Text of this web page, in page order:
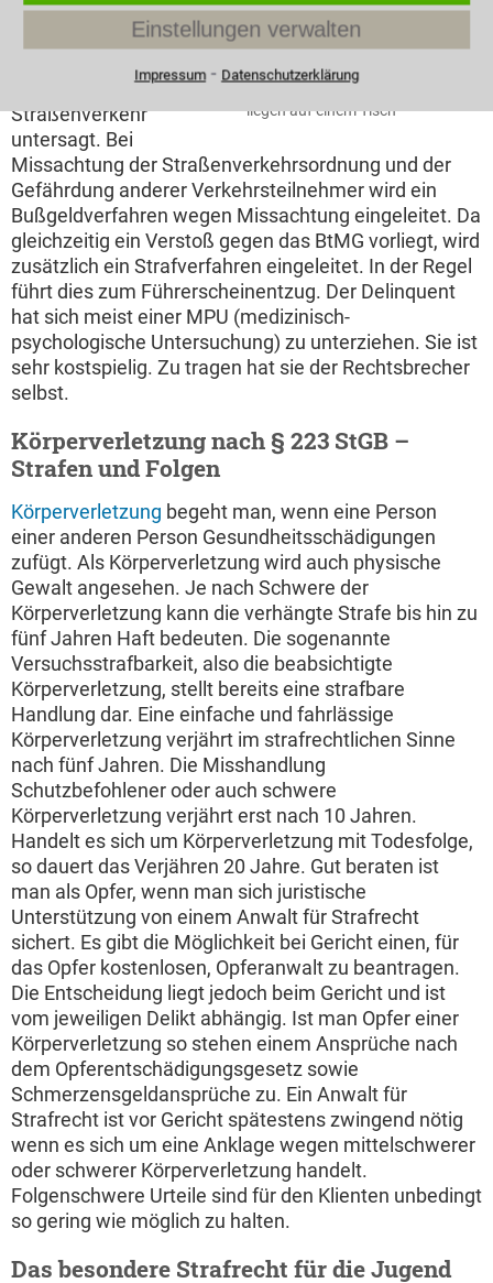
liegen auf einem Tisch
Nimmt man
Betäubungsmittel zu
sich, ist die aktive
Teilnahme am
Straßenverkehr
untersagt. Bei
Missachtung der Straßenverkehrsordnung und der
Gefährdung anderer Verkehrsteilnehmer wird ein
Bußgeldverfahren wegen Missachtung eingeleitet. Da
gleichzeitig ein Verstoß gegen das BtMG vorliegt, wird
zusätzlich ein Strafverfahren eingeleitet. In der Regel
führt dies zum Führerscheinentzug. Der Delinquent
hat sich meist einer MPU (medizinisch-
psychologische Untersuchung) zu unterziehen. Sie ist
sehr kostspielig. Zu tragen hat sie der Rechtsbrecher
selbst.
Körperverletzung nach § 223 StGB –
Strafen und Folgen
Körperverletzung begeht man, wenn eine Person
einer anderen Person Gesundheitsschädigungen
zufügt. Als Körperverletzung wird auch physische
Gewalt angesehen. Je nach Schwere der
Körperverletzung kann die verhängte Strafe bis hin zu
fünf Jahren Haft bedeuten. Die sogenannte
Versuchsstrafbarkeit, also die beabsichtigte
Körperverletzung, stellt bereits eine strafbare
Handlung dar. Eine einfache und fahrlässige
Körperverletzung verjährt im strafrechtlichen Sinne
nach fünf Jahren. Die Misshandlung
Schutzbefohlener oder auch schwere
Körperverletzung verjährt erst nach 10 Jahren.
Handelt es sich um Körperverletzung mit Todesfolge,
so dauert das Verjähren 20 Jahre. Gut beraten ist
man als Opfer, wenn man sich juristische
Unterstützung von einem Anwalt für Strafrecht
sichert. Es gibt die Möglichkeit bei Gericht einen, für
das Opfer kostenlosen, Opferanwalt zu beantragen.
Die Entscheidung liegt jedoch beim Gericht und ist
vom jeweiligen Delikt abhängig. Ist man Opfer einer
Körperverletzung so stehen einem Ansprüche nach
dem Opferentschädigungsgesetz sowie
Schmerzensgeldansprüche zu. Ein Anwalt für
Strafrecht ist vor Gericht spätestens zwingend nötig
wenn es sich um eine Anklage wegen mittelschwerer
oder schwerer Körperverletzung handelt.
Folgenschwere Urteile sind für den Klienten unbedingt
so gering wie möglich zu halten.
Das besondere Strafrecht für die Jugend
Einstellungen verwalten
Impressum⁃ Datenschutzerklärung